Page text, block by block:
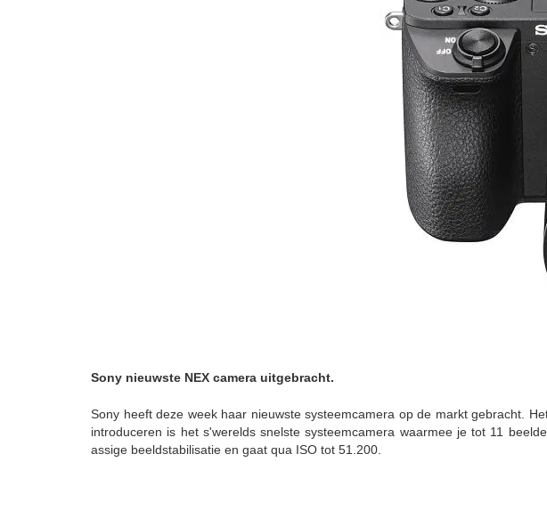
Sony nieuwste NEX camera uitgebracht.
Sony heeft deze week haar nieuwste systeemcamera op de markt gebracht.
introduceren is het s'werelds snelste systeemcamera waarmee je tot 11
assige beeldstabilisatie en gaat qua ISO tot 51.200.